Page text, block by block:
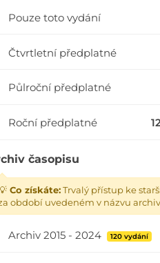
Pouze toto vydání
Čtvrtletní předplatné
Půlroční předplatné
Roční předplatné
časopisu
Co získáte:Trvalý přístup ke
období uvedeném v názvu
Archiv 2015 - 2024 120 vydání